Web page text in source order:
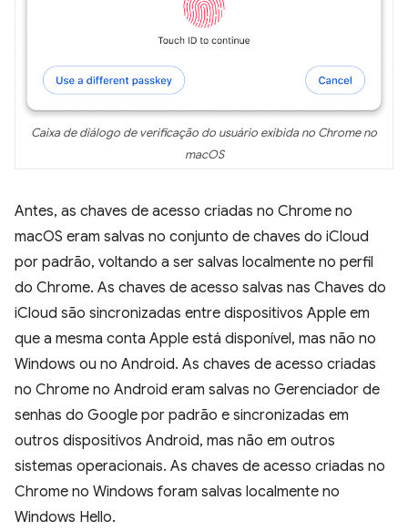
Caixa de diálogo de verificação do usuário exibida no Chrome no
macOS
Antes, as chaves de acesso criadas no Chrome no
macOS eram salvas no conjunto de chaves do iCloud
por padrão, voltando a ser salvas localmente no perfil
do Chrome. As chaves de acesso salvas nas Chaves do
iCloud são sincronizadas entre dispositivos Apple em
que a mesma conta Apple está disponível, mas não no
Windows ou no Android. As chaves de acesso criadas
no Chrome no Android eram salvas no Gerenciador de
senhas do Google por padrão e sincronizadas em
outros dispositivos Android, mas não em outros
sistemas operacionais. As chaves de acesso criadas no
Chrome no Windows foram salvas localmente no
Windows Hello.